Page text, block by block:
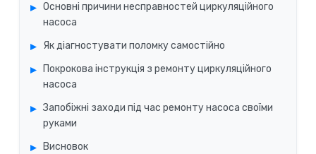
Основні причини несправностей циркуляційного
насоса
Як діагностувати поломку самостійно
Покрокова інструкція з ремонту циркуляційного
насоса
Запобіжні заходи під час ремонту насоса своїми
руками
Висновок